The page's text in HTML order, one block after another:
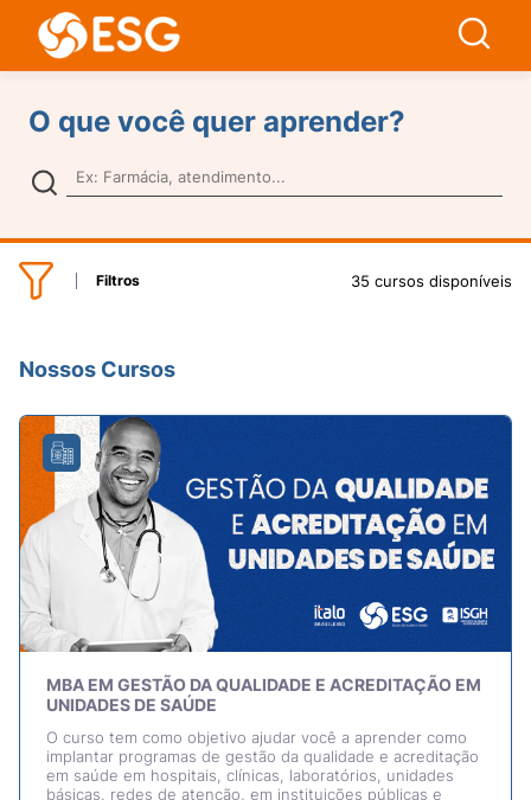
O que você quer aprender?
Filtros 35 cursos disponíveis
Nossos Cursos
MBA EM GESTÃO DA QUALIDADE E ACREDITAÇÃO EM
UNIDADES DE SAÚDE
O curso tem como objetivo ajudar você a aprender como
implantar programas de gestão da qualidade e acreditação
em saúde em hospitais, clínicas, laboratórios, unidades
básicas, redes de atenção, em instituições públicas e